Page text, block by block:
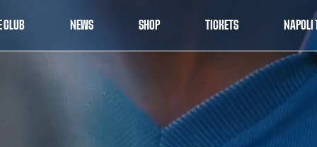
CLUB NEWS SHOP TICKETS NAPOLI